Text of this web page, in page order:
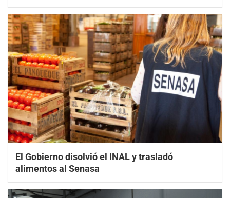
El Gobierno disolvió el INAL y trasladó
alimentos al Senasa